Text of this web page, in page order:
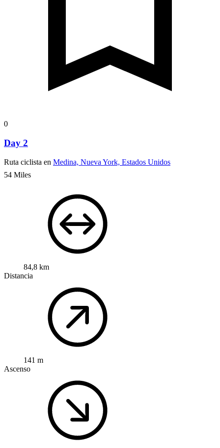
0
Day 2
Ruta ciclista en Medina, Nueva York, Estados Unidos
54 Miles
84,8 km
Distancia
141 m
Ascenso